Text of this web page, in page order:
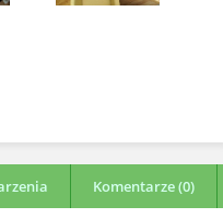
Komentarze (0)